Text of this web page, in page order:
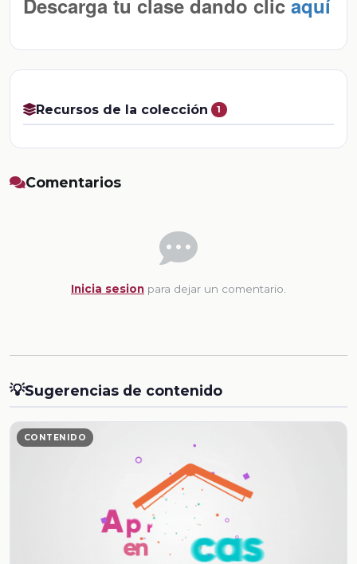
Recursos de la colección 1
Comentarios
Inicia sesion para dejar un comentario.
💡Sugerencias de contenido
CONTENIDO